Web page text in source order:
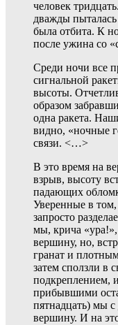
человек
дважды
была отбита. К
после ужина со
Среди ночи все
сигнальной
высоты.
образом
одна ракета.
видно, «ночные
связи. <…>
В это время на
взрыв, высоту
падающих
Уверенные в
запросто
мы, крича «ура!»,
вершину, но,
гранат и
затем сползли в
подкреплением,
прибывшими
пятнадцать) мы с
вершину. И на